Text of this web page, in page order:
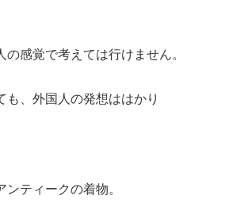
感覚で考えては行けません。
、外国人の発想ははかり
ティークの着物。